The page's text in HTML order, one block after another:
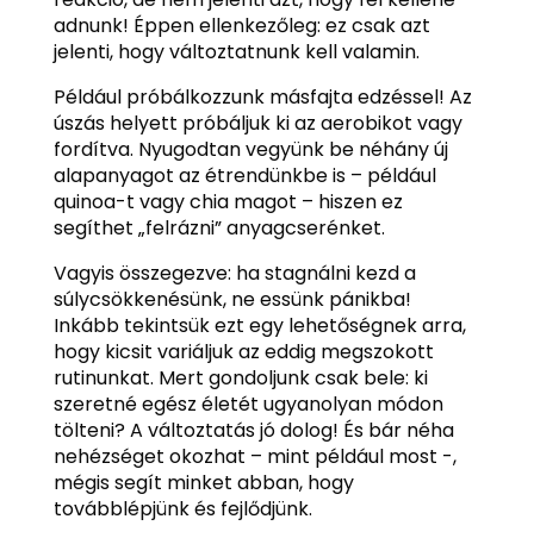
adnunk! Éppen ellenkezőleg: ez csak azt
jelenti, hogy változtatnunk kell valamin.
Például próbálkozzunk másfajta edzéssel! Az
úszás helyett próbáljuk ki az aerobikot vagy
fordítva. Nyugodtan vegyünk be néhány új
alapanyagot az étrendünkbe is – például
quinoa-t vagy chia magot – hiszen ez
segíthet „felrázni” anyagcserénket.
Vagyis összegezve: ha stagnálni kezd a
súlycsökkenésünk, ne essünk pánikba!
Inkább tekintsük ezt egy lehetőségnek arra,
hogy kicsit variáljuk az eddig megszokott
rutinunkat. Mert gondoljunk csak bele: ki
szeretné egész életét ugyanolyan módon
tölteni? A változtatás jó dolog! És bár néha
nehézséget okozhat – mint például most -,
mégis segít minket abban, hogy
továbblépjünk és fejlődjünk.